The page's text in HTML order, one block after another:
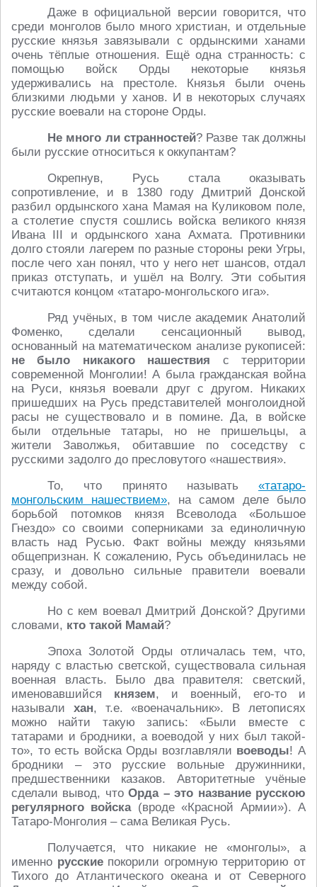
Даже в официальной версии говорится, что
среди монголов было много христиан, и отдельные
русские князья завязывали с ордынскими ханами
очень тёплые отношения. Ещё одна странность: c
помощью войск Орды некоторые князья
удерживались на престоле. Князья были очень
близкими людьми у ханов. И в некоторых случаях
русские воевали на стороне Орды.
Не много ли странностей? Разве так должны
были русские относиться к оккупантам?
Окрепнув, Русь стала оказывать
сопротивление, и в 1380 году Дмитрий Донской
разбил ордынского хана Мамая на Куликовом поле,
а столетие спустя сошлись войска великого князя
Ивана III и ордынского хана Ахмата. Противники
долго стояли лагерем по разные стороны реки Угры,
после чего хан понял, что у него нет шансов, отдал
приказ отступать, и ушёл на Волгу. Эти события
считаются концом «татаро-монгольского ига».
Ряд учёных, в том числе академик Анатолий
Фоменко, сделали сенсационный вывод,
основанный на математическом анализе рукописей:
не было никакого нашествия с территории
современной Монголии! А была гражданская война
на Руси, князья воевали друг с другом. Никаких
пришедших на Русь представителей монголоидной
расы не существовало и в помине. Да, в войске
были отдельные татары, но не пришельцы, а
жители Заволжья, обитавшие по соседству с
русскими задолго до пресловутого «нашествия».
То, что принято называть «татаро-
монгольским нашествием», на самом деле было
борьбой потомков князя Всеволода «Большое
Гнездо» со своими соперниками за единоличную
власть над Русью. Факт войны между князьями
общепризнан. К сожалению, Русь объединилась не
сразу, и довольно сильные правители воевали
между собой.
Но с кем воевал Дмитрий Донской? Другими
словами, кто такой Мамай?
Эпоха Золотой Орды отличалась тем, что,
наряду с властью светской, существовала сильная
военная власть. Было два правителя: светский,
именовавшийся князем, и военный, его-то и
называли хан, т.е. «военачальник». В летописях
можно найти такую запись: «Были вместе с
татарами и бродники, а воеводой у них был такой-
то», то есть войска Орды возглавляли воеводы! А
бродники – это русские вольные дружинники,
предшественники казаков. Авторитетные учёные
сделали вывод, чтоОрда – это название русскою
регулярного войска(вроде «Красной Армии»). А
Татаро-Монголия – сама Великая Русь.
Получается, что никакие не «монголы», а
именно русскиепокорили огромную территорию от
Тихого до Атлантического океана и от Северного